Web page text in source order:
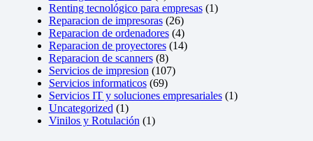
Renting tecnológico para empresas(1)
Reparacion de impresoras(26)
Reparacion de ordenadores(4)
Reparacion de proyectores(14)
Reparacion de scanners(8)
Servicios de impresion (107)
Servicios informaticos(69)
Servicios IT y soluciones empresariales(1)
Uncategorized (1)
Vinilos y Rotulación (1)